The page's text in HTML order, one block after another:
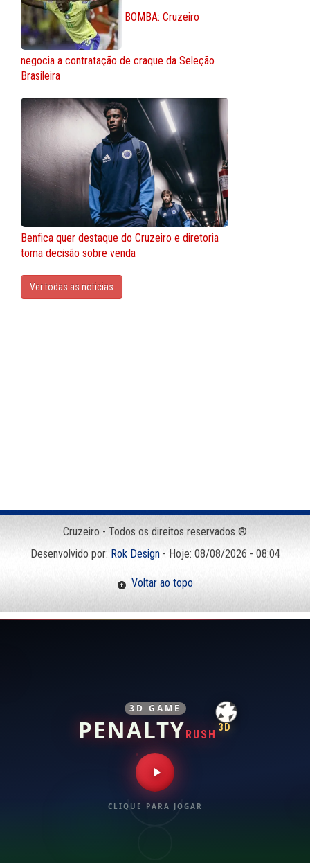
BOMBA: Cruzeiro
negocia a contratação de craque da Seleção
Brasileira
Benfica quer destaque do Cruzeiro e diretoria
toma decisão sobre venda
Ver todas as noticias
Cruzeiro - Todos os direitos reservados ®
Desenvolvido por: Rok Design- Hoje: 08/08/2026 - 08:04
Voltar ao topo
3D GAME
PENALTY RUSH
3D
CLIQUE PARA JOGAR